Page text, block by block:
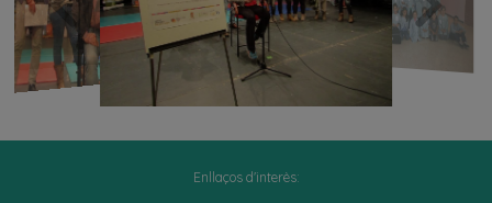
Enllaços d'interès: